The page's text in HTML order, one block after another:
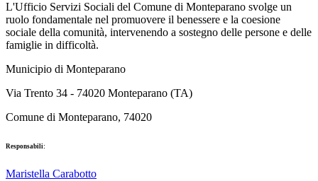
L'Ufficio Servizi Sociali del Comune di Monteparano svolge un
ruolo fondamentale nel promuovere il benessere e la coesione
sociale della comunità, intervenendo a sostegno delle persone e delle
famiglie in difficoltà.
Municipio di Monteparano
Via Trento 34 - 74020 Monteparano (TA)
Comune di Monteparano, 74020
Responsabili:
Maristella Carabotto